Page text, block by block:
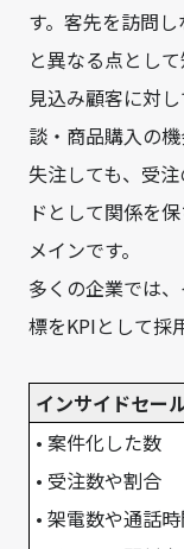
す。客先を訪問
と異なる点として
見込み顧客に対
談・商品購入の
失注しても、受
ドとして関係を
メインです。
多くの企業では
標をKPIとして採
インサイドセー
• 案件化した数
• 受注数や割合
• 架電数や通話